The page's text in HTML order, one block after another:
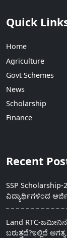
Quick
Home
Agriculture
Govt Schemes
News
Scholarship
Finance
Recent
SSP
ವಿದ್ಯಾರ್ಥಿಗಳಿಂದ ಅರ್ಜಿ
Land RTC-
ಬರುತ್ತದೆ?ಇಲ್ಲಿದೆ